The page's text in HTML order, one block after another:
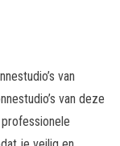
van
van deze